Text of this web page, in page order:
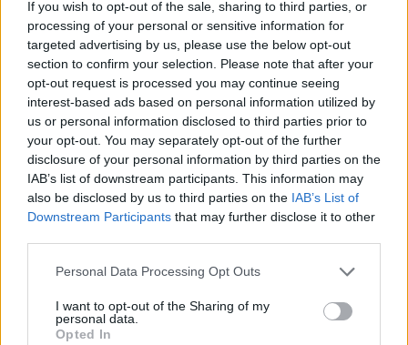
If you wish to opt-out of the sale, sharing to third parties, or
processing of your personal or sensitive information for
targeted advertising by us, please use the below opt-out
section to confirm your selection. Please note that after your
opt-out request is processed you may continue seeing
interest-based ads based on personal information utilized by
us or personal information disclosed to third parties prior to
your opt-out. You may separately opt-out of the further
disclosure of your personal information by third parties on the
IAB’s list of downstream participants. This information may
also be disclosed by us to third parties on the IAB’s List of
Downstream Participants that may further disclose it to other
Personal Data Processing Opt Outs
I want to opt-out of the Sharing of my
personal data.
Opted In
Imaš novico, informacijo, fotografijo ali video, ki bi nas utegnila
zanimati? Najboljše nagradimo.
Moji Mediji d.o.o.
sobotainfo.com•mariborinfo.com•ptujinfo.com•pomurec.com
tvidea.si
Vse pravice pridržane © 2026
Tematike
Prijavi se na cajtng